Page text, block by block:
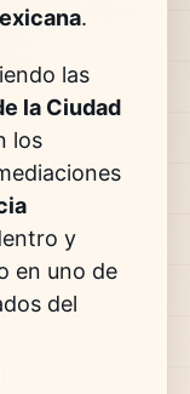
.
las
la Ciudad
los
y
en uno de
del